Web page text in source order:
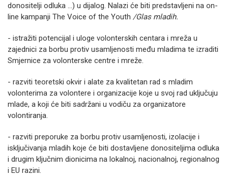
donositelji odluka …) u dijalog. Nalazi će biti predstavljeni na on-
line kampanji The Voice of the Youth /Glas mladih.
- istražiti potencijal i uloge volonterskih centara i mreža u
zajednici za borbu protiv usamljenosti među mladima te izraditi
Smjernice za volonterske centre i mreže.
- razviti teoretski okvir i alate za kvalitetan rad s mladim
volonterima za volontere i organizacije koje u svoj rad uključuju
mlade, a koji će biti sadržani u vodiču za organizatore
volontiranja.
- razviti preporuke za borbu protiv usamljenosti, izolacije i
isključivanja mladih koje će biti dostavljene donositeljima odluka
i drugim ključnim dionicima na lokalnoj, nacionalnoj, regionalnog
i EU razini.